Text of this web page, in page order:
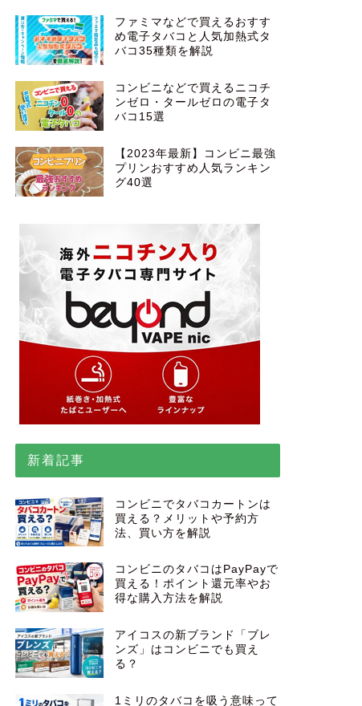
ファミマなどで買えるおすす
め電子タバコと人気加熱式タ
バコ35種類を解説
コンビニなどで買えるニコチ
ンゼロ・タールゼロの電子タ
バコ15選
【2023年最新】コンビニ最強
プリンおすすめ人気ランキン
グ40選
新着記事
コンビニでタバコカートンは
買える？メリットや予約方
法、買い方を解説
コンビニのタバコはPayPayで
買える！ポイント還元率やお
得な購入方法を解説
アイコスの新ブランド「ブレ
ンズ」はコンビニでも買え
る？
1ミリのタバコを吸う意味って